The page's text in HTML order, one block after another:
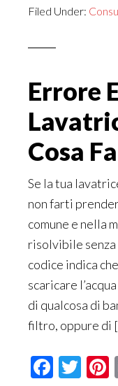
Filed Under:
Errore
Cosa
Se la tua
non farti
comune e nella
risolvibile
codice indica
scaricare
di qualcosa di
filtro, oppure di